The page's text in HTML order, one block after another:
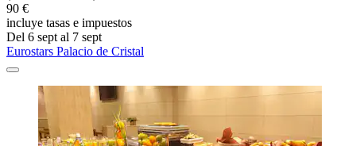
90 €
incluye tasas e impuestos
Del 6 sept al 7 sept
Eurostars Palacio de Cristal